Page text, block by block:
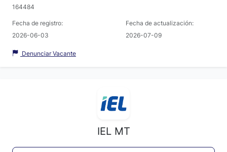
164484
Fecha de registro:
2026-06-03
Fecha de actualización:
2026-07-09
Denunciar Vacante
IEL MT